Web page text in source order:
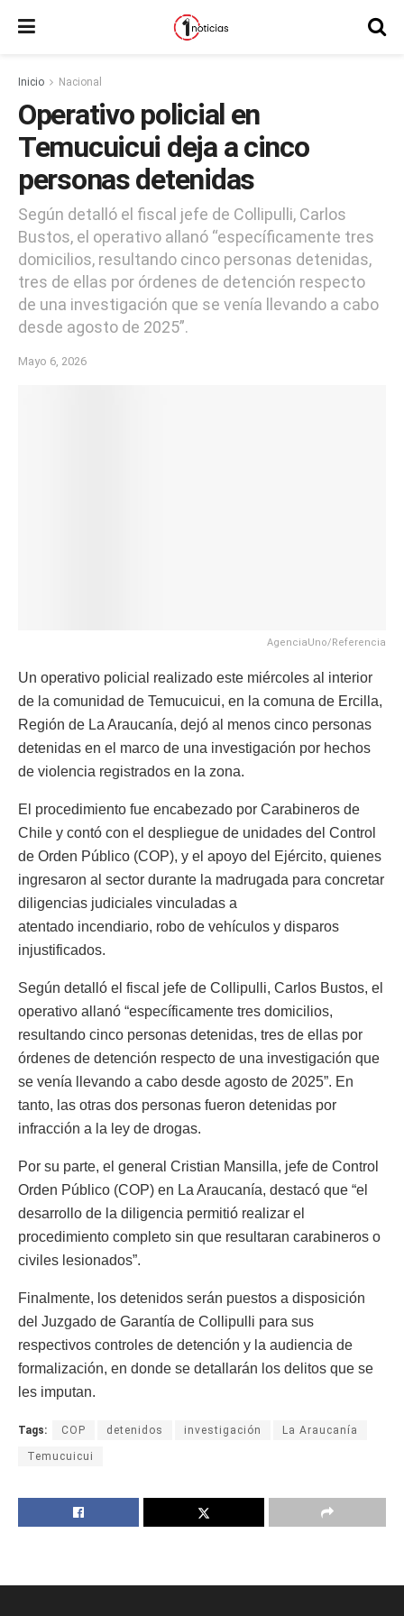
Inicio Nacional
Operativo policial en
Temucuicui deja a cinco
personas detenidas
Según detalló el fiscal jefe de Collipulli, Carlos
Bustos, el operativo allanó “específicamente tres
domicilios, resultando cinco personas detenidas,
tres de ellas por órdenes de detención respecto
de una investigación que se venía llevando a cabo
desde agosto de 2025”.
Mayo 6, 2026
AgenciaUno/Referencia
Un operativo policial realizado este miércoles al interior
de la comunidad de Temucuicui, en la comuna de Ercilla,
Región de La Araucanía, dejó al menos cinco personas
detenidas en el marco de una investigación por hechos
de violencia registrados en la zona.
El procedimiento fue encabezado por Carabineros de
Chile y contó con el despliegue de unidades del Control
de Orden Público (COP), y el apoyo del Ejército, quienes
ingresaron al sector durante la madrugada para concretar
diligencias judiciales vinculadas a
atentado incendiario, robo de vehículos y disparos
injustificados.
Según detalló el fiscal jefe de Collipulli, Carlos Bustos, el
operativo allanó “específicamente tres domicilios,
resultando cinco personas detenidas, tres de ellas por
órdenes de detención respecto de una investigación que
se venía llevando a cabo desde agosto de 2025”. En
tanto, las otras dos personas fueron detenidas por
infracción a la ley de drogas.
Por su parte, el general Cristian Mansilla, jefe de Control
Orden Público (COP) en La Araucanía, destacó que “el
desarrollo de la diligencia permitió realizar el
procedimiento completo sin que resultaran carabineros o
civiles lesionados”.
Finalmente, los detenidos serán puestos a disposición
del Juzgado de Garantía de Collipulli para sus
respectivos controles de detención y la audiencia de
formalización, en donde se detallarán los delitos que se
les imputan.
Tags: COP detenidos investigación La Araucanía
Temucuicui